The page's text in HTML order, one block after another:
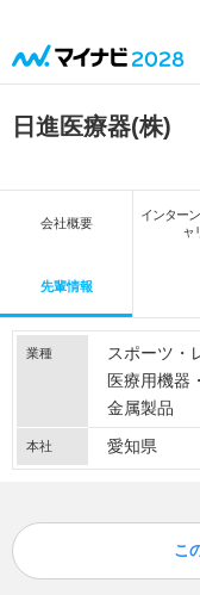
日進医療器(株)
会社概要
インター
ャ
先輩情報
業種
スポーツ・
医療用機器
金属製品
本社 愛知県
こ